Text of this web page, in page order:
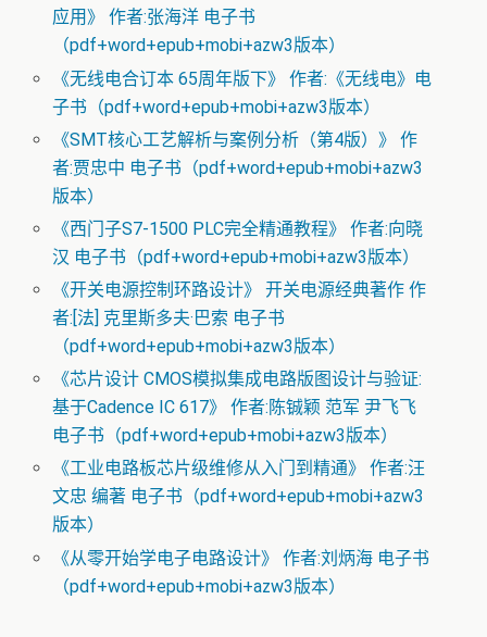
应用》 作者:张海洋 电子书
（pdf+word+epub+mobi+azw3版本）
《无线电合订本 65周年版下》 作者:《无线电》电
子书（pdf+word+epub+mobi+azw3版本）
《SMT核心工艺解析与案例分析（第4版）》 作
者:贾忠中 电子书（pdf+word+epub+mobi+azw3
版本）
《西门子S7-1500 PLC完全精通教程》 作者:向晓
汉 电子书（pdf+word+epub+mobi+azw3版本）
《开关电源控制环路设计》 开关电源经典著作 作
者:[法] 克里斯多夫·巴索 电子书
（pdf+word+epub+mobi+azw3版本）
《芯片设计 CMOS模拟集成电路版图设计与验证:
基于Cadence IC 617》 作者:陈铖颖 范军 尹飞飞
电子书（pdf+word+epub+mobi+azw3版本）
《工业电路板芯片级维修从入门到精通》 作者:汪
文忠 编著 电子书（pdf+word+epub+mobi+azw3
版本）
《从零开始学电子电路设计》 作者:刘炳海 电子书
（pdf+word+epub+mobi+azw3版本）